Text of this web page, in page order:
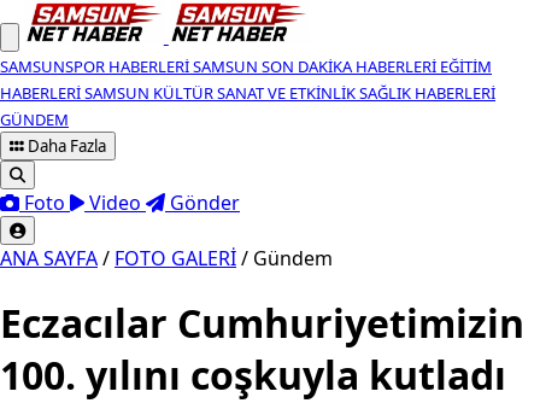
SAMSUNSPOR HABERLERISAMSUN SON DAKIKA HABERLERI EĞITIM
HABERLERISAMSUN KÜLTÜR SANAT VE ETKINLIKSAĞLIK HABERLERI
GÜNDEM
Daha Fazla
Foto Video Gönder
ANA SAYFA/ FOTO GALERİ/ Gündem
Eczacılar Cumhuriyetimizin
100. yılını coşkuyla kutladı